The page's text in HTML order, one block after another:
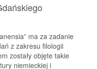
ma za zadanie
z zakresu filologii
zostały objęte takie
niemieckiej i